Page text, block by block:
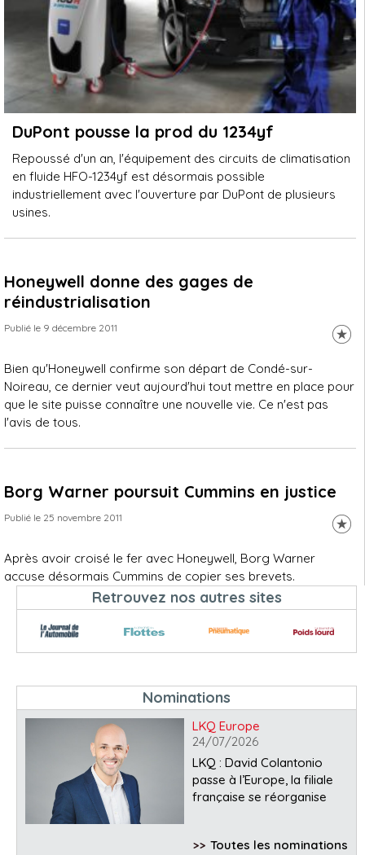
DuPont pousse la prod du 1234yf
Repoussé d'un an, l'équipement des circuits de climatisation
en fluide HFO-1234yf est désormais possible
industriellement avec l'ouverture par DuPont de plusieurs
usines.
Honeywell donne des gages de
réindustrialisation
Publié le 9 décembre 2011
Bien qu'Honeywell confirme son départ de Condé-sur-
Noireau, ce dernier veut aujourd'hui tout mettre en place pour
que le site puisse connaître une nouvelle vie. Ce n'est pas
l'avis de tous.
Borg Warner poursuit Cummins en justice
Publié le 25 novembre 2011
Après avoir croisé le fer avec Honeywell, Borg Warner
accuse désormais Cummins de copier ses brevets.
Retrouvez nos autres sites
Nominations
LKQ Europe
24/07/2026
LKQ : David Colantonio
passe à l’Europe, la filiale
française se réorganise
>> Toutes les nominations